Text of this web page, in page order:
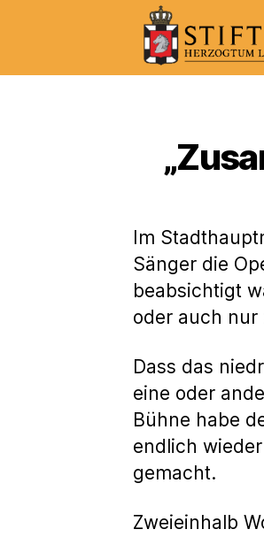
Kulturportal
Lauenburg
Im
Sänger die
beabsichtigt
oder auch nur
Dass das
eine oder
Bühne habe
endlich
gemacht.
Zweieinhalb